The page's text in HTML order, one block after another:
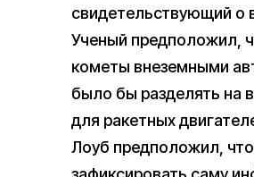
свидетельствующий о
Ученый предположил,
кометы внеземными
было бы разделять на
для ракетных
Лоуб предположил,